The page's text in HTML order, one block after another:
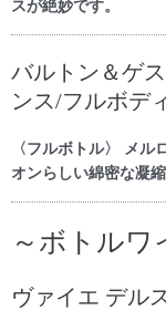
スが絶妙です。
バルトン＆ゲ
ンス/フルボデ
〈フルボトル〉 メル
オンらしい綿密な凝
～ボトルワ
ヴァイエ デル